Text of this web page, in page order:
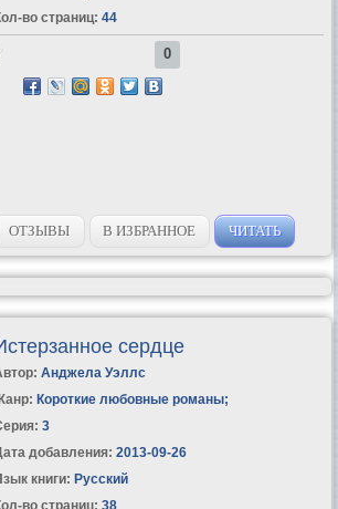
во страниц: 44
0
ОТЗЫВЫ В ИЗБРАННОЕ ЧИТАТЬ
сердце
Анджела Уэллс
Короткие любовные романы;
3
добавления: 2013-09-26
книги: Русский
во страниц: 38